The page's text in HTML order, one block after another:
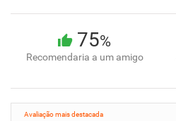
75%
Recomendaria a um amigo
Avaliação mais destacada